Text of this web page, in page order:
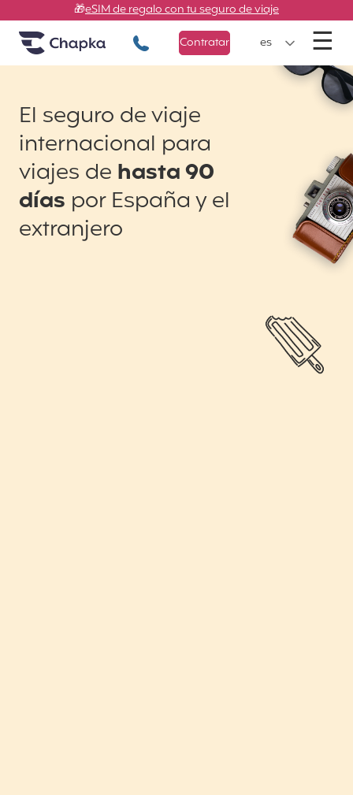
Ir directamente al contenido
Chapka Seguros de viaje
🎁eSIM de regalo con tu seguro de viaje
+34 900 805 947
Contratar es ☰
El seguro de viaje
internacional para
viajes de hasta 90
días por España y el
extranjero